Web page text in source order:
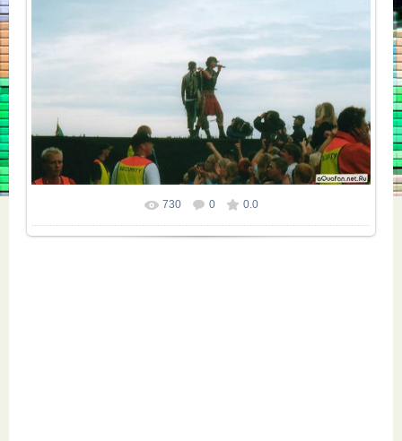
Размер фотографии: 882x592
730 0 0.0